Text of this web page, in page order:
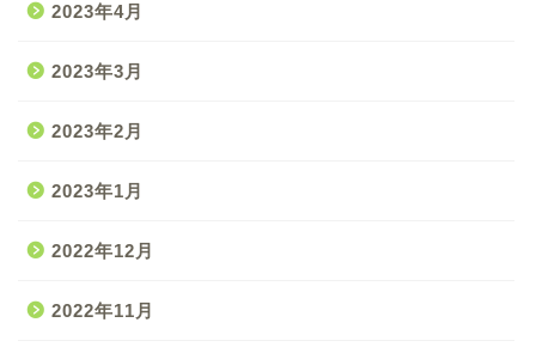
2023年4月
2023年3月
2023年2月
2023年1月
2022年12月
2022年11月